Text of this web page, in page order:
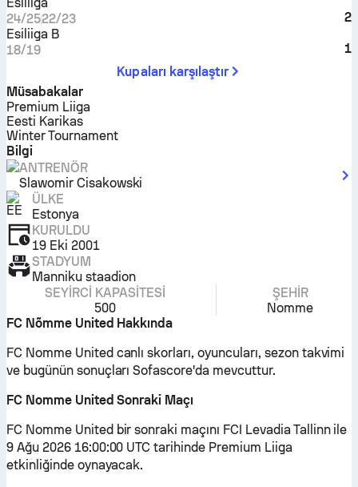
24/2522/23
2
Esiliiga B
18/19
1
Kupaları karşılaştır
Müsabakalar
Premium Liiga
Eesti Karikas
Winter Tournament
Bilgi
ANTRENÖR
Slawomir Cisakowski
ÜLKE
Estonya
KURULDU
19 Eki 2001
STADYUM
Manniku staadion
SEYIRCI KAPASITESI
500
ŞEHIR
Nomme
FC Nõmme United Hakkında
FC Nomme United canlı skorları, oyuncuları, sezon takvimi
ve bugünün sonuçları Sofascore'da mevcuttur.
FC Nomme United Sonraki Maçı
FC Nomme United bir sonraki maçını FCI Levadia Tallinn ile
9 Ağu 2026 16:00:00 UTC tarihinde Premium Liiga
etkinliğinde oynayacak.